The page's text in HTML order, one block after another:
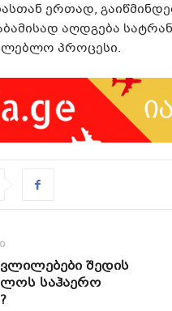
ერთად,
აღდგება
პროცესი.
შედის
საჰაერო